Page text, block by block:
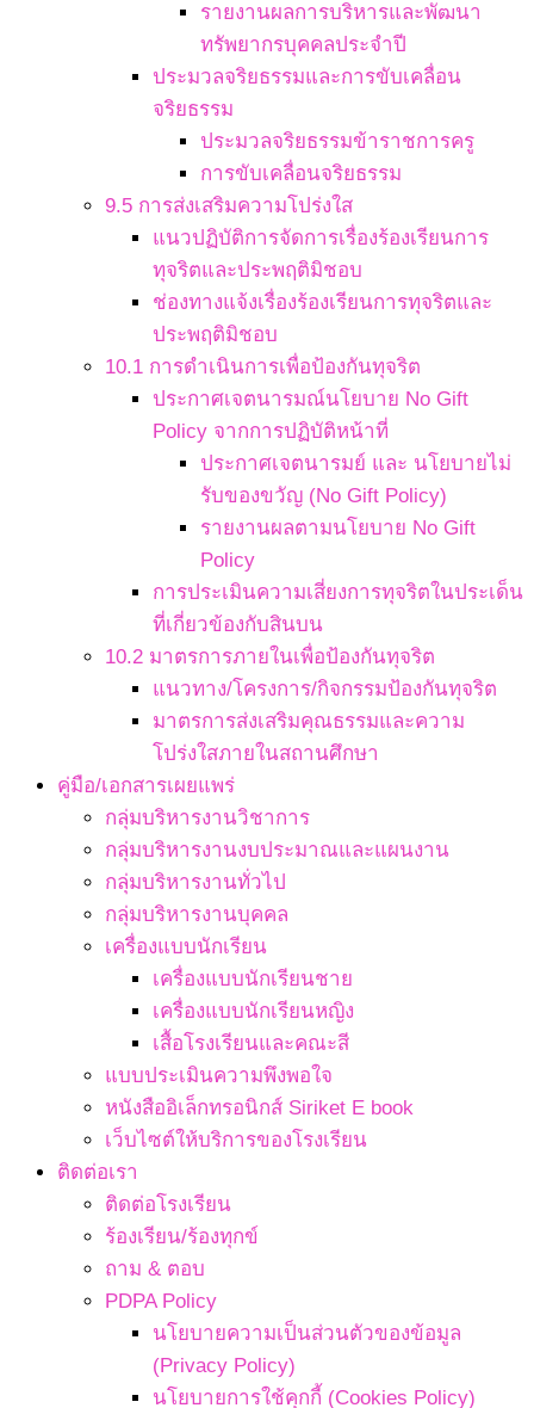
รายงานผลการบริหารและพัฒนา
ทรัพยากรบุคคลประจำปี
ประมวลจริยธรรมและการขับเคลื่อน
จริยธรรม
ประมวลจริยธรรมข้าราชการครู
การขับเคลื่อนจริยธรรม
9.5 การส่งเสริมความโปร่งใส
แนวปฏิบัติการจัดการเรื่องร้องเรียนการ
ทุจริตและประพฤติมิชอบ
ช่องทางแจ้งเรื่องร้องเรียนการทุจริตและ
ประพฤติมิชอบ
10.1 การดำเนินการเพื่อป้องกันทุจริต
ประกาศเจตนารมณ์นโยบาย No Gift
Policy จากการปฏิบัติหน้าที่
ประกาศเจตนารมย์ และ นโยบายไม่
รับของขวัญ (No Gift Policy)
รายงานผลตามนโยบาย No Gift
Policy
การประเมินความเสี่ยงการทุจริตในประเด็น
ที่เกี่ยวข้องกับสินบน
10.2 มาตรการภายในเพื่อป้องกันทุจริต
แนวทาง/โครงการ/กิจกรรมป้องกันทุจริต
มาตรการส่งเสริมคุณธรรมและความ
โปร่งใสภายในสถานศึกษา
คู่มือ/เอกสารเผยแพร่
กลุ่มบริหารงานวิชาการ
กลุ่มบริหารงานงบประมาณและแผนงาน
กลุ่มบริหารงานทั่วไป
กลุ่มบริหารงานบุคคล
เครื่องแบบนักเรียน
เครื่องแบบนักเรียนชาย
เครื่องแบบนักเรียนหญิง
เสื้อโรงเรียนและคณะสี
แบบประเมินความพึงพอใจ
หนังสืออิเล็กทรอนิกส์ Siriket E book
เว็บไซต์ให้บริการของโรงเรียน
ติดต่อเรา
ติดต่อโรงเรียน
ร้องเรียน/ร้องทุกข์
ถาม & ตอบ
PDPA Policy
นโยบายความเป็นส่วนตัวของข้อมูล
(Privacy Policy)
นโยบายการใช้คุกกี้ (Cookies Policy)